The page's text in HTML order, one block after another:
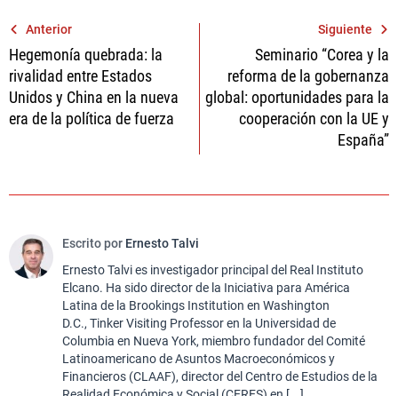
Navegación
de
entradas
Anterior
Hegemonía quebrada: la
rivalidad entre Estados
Unidos y China en la nueva
era de la política de fuerza
Siguiente
Seminario “Corea y la
reforma de la gobernanza
global: oportunidades para la
cooperación con la UE y
España”
Escrito por Ernesto Talvi
Ernesto Talvi es investigador principal del Real Instituto
Elcano. Ha sido director de la Iniciativa para América
Latina de la Brookings Institution en Washington
D.C., Tinker Visiting Professor en la Universidad de
Columbia en Nueva York, miembro fundador del Comité
Latinoamericano de Asuntos Macroeconómicos y
Financieros (CLAAF), director del Centro de Estudios de la